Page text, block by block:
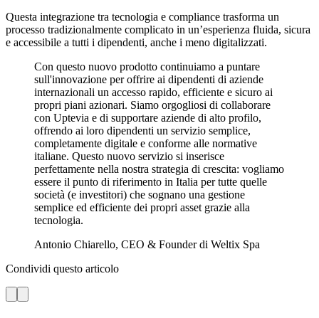
Questa integrazione tra tecnologia e compliance trasforma un
processo tradizionalmente complicato in un’esperienza fluida, sicura
e accessibile a tutti i dipendenti, anche i meno digitalizzati.
Con questo nuovo prodotto continuiamo a puntare
sull'innovazione per offrire ai dipendenti di aziende
internazionali un accesso rapido, efficiente e sicuro ai
propri piani azionari. Siamo orgogliosi di collaborare
con Uptevia e di supportare aziende di alto profilo,
offrendo ai loro dipendenti un servizio semplice,
completamente digitale e conforme alle normative
italiane. Questo nuovo servizio si inserisce
perfettamente nella nostra strategia di crescita: vogliamo
essere il punto di riferimento in Italia per tutte quelle
società (e investitori) che sognano una gestione
semplice ed efficiente dei propri asset grazie alla
tecnologia.
Antonio Chiarello, CEO & Founder di Weltix Spa
Condividi questo articolo